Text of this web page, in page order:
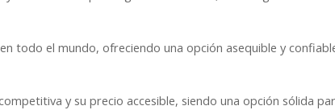
todo el mundo, ofreciendo una opción asequible y
y su precio accesible, siendo una opción sólida